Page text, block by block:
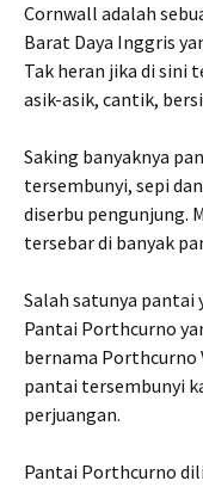
Cornwall adalah
Barat Daya Inggris
Tak heran jika di sini
asik-asik, cantik,
Saking banyaknya
tersembunyi, sepi
diserbu pengunjung.
tersebar di banyak
Salah satunya pantai
Pantai Porthcurno
bernama Porthcurno
pantai tersembunyi
perjuangan.
Pantai Porthcurno